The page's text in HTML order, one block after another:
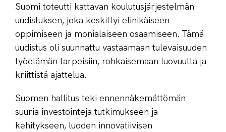
Suomi toteutti kattavan koulutusjärjestelmän
uudistuksen, joka keskittyi elinikäiseen
oppimiseen ja monialaiseen osaamiseen. Tämä
uudistus oli suunnattu vastaamaan tulevaisuuden
työelämän tarpeisiin, rohkaisemaan luovuutta ja
kriittistä ajattelua.
Suomen hallitus teki ennennäkemättömän
suuria investointeja tutkimukseen ja
kehitykseen, luoden innovatiivisen